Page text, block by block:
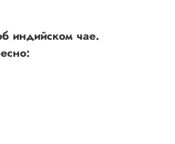
индийском чае.